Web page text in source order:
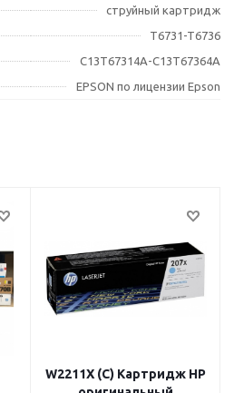
струйный картридж
T6731-T6736
C13T67314A-C13T67364A
EPSON по лицензии Epson
W2211X (C) Картридж HP